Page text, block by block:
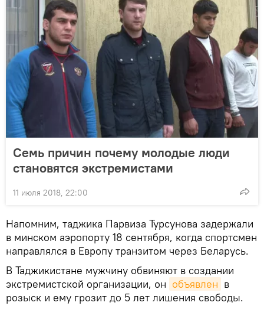
Семь причин почему молодые люди
становятся экстремистами
11 июля 2018, 22:00
Напомним, таджика Парвиза Турсунова задержали
в минском аэропорту 18 сентября, когда спортсмен
направлялся в Европу транзитом через Беларусь.
В Таджикистане мужчину обвиняют в создании
экстремистской организации, он объявлен в
розыск и ему грозит до 5 лет лишения свободы.